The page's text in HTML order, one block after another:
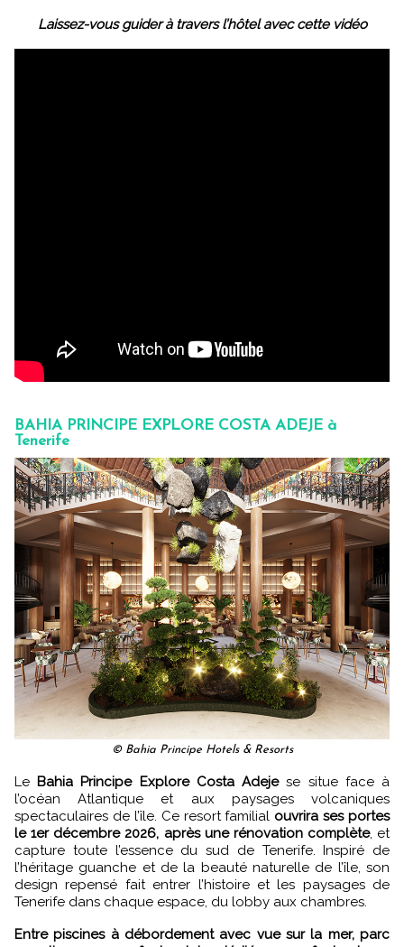
Laissez-vous guider à travers l’hôtel avec cette vidéo
BAHIA PRINCIPE EXPLORE COSTA ADEJE à
Tenerife
© Bahia Principe Hotels & Resorts
Le Bahia Principe Explore Costa Adejese situe face à
l’océan Atlantique et aux paysages volcaniques
spectaculaires de l’île. Ce resort familial ouvrira ses portes
le 1er décembre 2026, après une rénovation complète, et
capture toute l’essence du sud de Tenerife. Inspiré de
l’héritage guanche et de la beauté naturelle de l’île, son
design repensé fait entrer l’histoire et les paysages de
Tenerife dans chaque espace, du lobby aux chambres.
Entre piscines à débordement avec vue sur la mer, parc